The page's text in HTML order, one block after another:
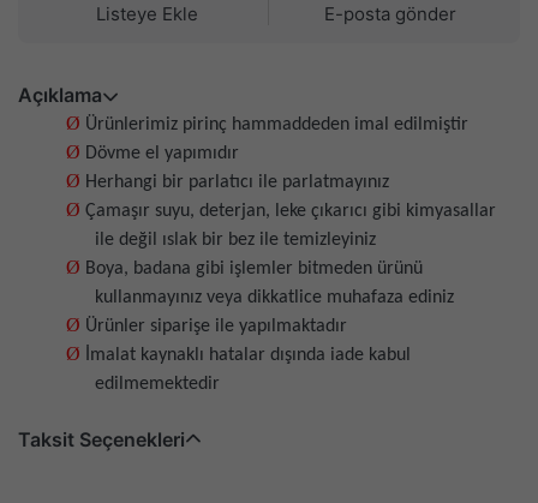
Listeye Ekle E-posta gönder
Açıklama
Ø Ürünlerimiz pirinç hammaddeden imal edilmiştir
Ø Dövme el yapımıdır
Ø Herhangi bir parlatıcı ile parlatmayınız
Ø Çamaşır suyu, deterjan, leke çıkarıcı gibi kimyasallar
ile değil ıslak bir bez ile temizleyiniz
Ø Boya, badana gibi işlemler bitmeden ürünü
kullanmayınız veya dikkatlice muhafaza ediniz
Ø Ürünler siparişe ile yapılmaktadır
Ø
İmalat kaynaklı hatalar dışında iade kabul
edilmemektedir
Taksit Seçenekleri